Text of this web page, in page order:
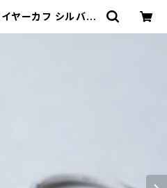
ヤーカフ シルバー